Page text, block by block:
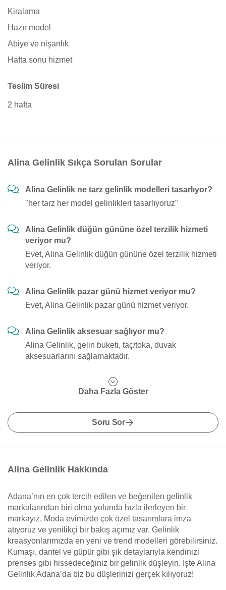
Kiralama
Hazır model
Abiye ve nişanlık
Hafta sonu hizmet
Teslim Süresi
2 hafta
Alina Gelinlik Sıkça Sorulan Sorular
Alina Gelinlik ne tarz gelinlik modelleri tasarlıyor?
"her tarz her model gelinlikleri tasarlıyoruz"
Alina Gelinlik düğün gününe özel terzilik hizmeti
veriyor mu?
Evet, Alina Gelinlik düğün gününe özel terzilik hizmeti
veriyor.
Alina Gelinlik pazar günü hizmet veriyor mu?
Evet, Alina Gelinlik pazar günü hizmet veriyor.
Alina Gelinlik aksesuar sağlıyor mu?
Alina Gelinlik, gelin buketi, taç/toka, duvak
aksesuarlarını sağlamaktadır.
Daha Fazla Göster
Soru Sor
Alina Gelinlik Hakkında
Adana’nın en çok tercih edilen ve beğenilen gelinlik
markalarından biri olma yolunda hızla ilerleyen bir
markayız. Moda evimizde çok özel tasarımlara imza
atıyoruz ve yenilikçi bir bakış açımız var. Gelinlik
kreasyonlarımızda en yeni ve trend modelleri görebilirsiniz.
Kumaşı, dantel ve güpür gibi şık detaylarıyla kendinizi
prenses gibi hissedeceğiniz bir gelinlik düşleyin. İşte Alina
Gelinlik Adana’da biz bu düşlerinizi gerçek kılıyoruz!